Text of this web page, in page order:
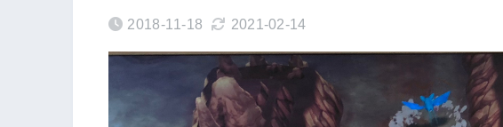
2018-11-18 2021-02-14